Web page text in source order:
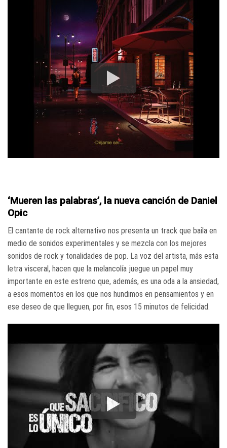
‘Mueren las palabras’, la nueva canción de Daniel
Opic
El cantante de rock alternativo nos presenta un track que baila en
medio de sonidos experimentales y se mezcla con los mejores
sonidos de rock y tonalidades de pop. La voz del artista, más esta
letra visceral, hacen que la melancolía juegue un papel muy
importante en este estreno que, además, es una oda a la ansiedad,
a esos momentos en los que nos hundimos en pensamientos y en
ese deseo de que lleguen, por fin, esos 15 minutos de felicidad.